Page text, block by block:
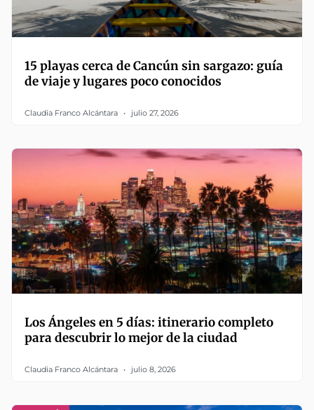
15 playas cerca de Cancún sin sargazo: guía
de viaje y lugares poco conocidos
Claudia Franco Alcántara julio 27, 2026
Los Ángeles en 5 días: itinerario completo
para descubrir lo mejor de la ciudad
Claudia Franco Alcántara julio 8, 2026